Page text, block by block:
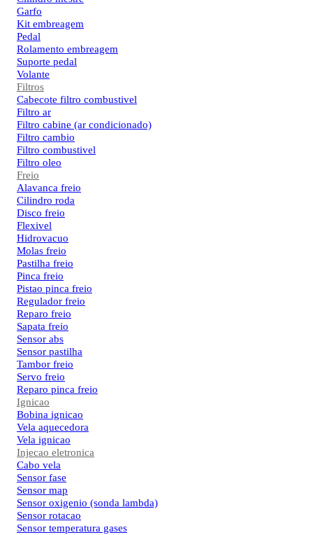
Garfo
Kit embreagem
Pedal
Rolamento embreagem
Suporte pedal
Volante
Filtros
Cabecote filtro combustivel
Filtro ar
Filtro cabine (ar condicionado)
Filtro cambio
Filtro combustivel
Filtro oleo
Freio
Alavanca freio
Cilindro roda
Disco freio
Flexivel
Hidrovacuo
Molas freio
Pastilha freio
Pinca freio
Pistao pinca freio
Regulador freio
Reparo freio
Sapata freio
Sensor abs
Sensor pastilha
Tambor freio
Servo freio
Reparo pinca freio
Ignicao
Bobina ignicao
Vela aquecedora
Vela ignicao
Injecao eletronica
Cabo vela
Sensor fase
Sensor map
Sensor oxigenio (sonda lambda)
Sensor rotacao
Sensor temperatura gases